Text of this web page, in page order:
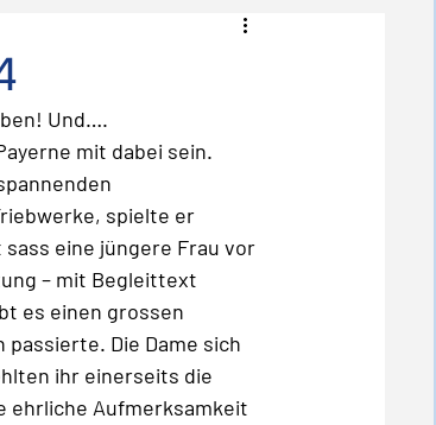
Vertrauen
Und….
mit dabei sein.
spielte er
eine jüngere Frau vor
– mit Begleittext
es einen grossen
Die Dame sich
ihr einerseits die
ehrliche Aufmerksamkeit